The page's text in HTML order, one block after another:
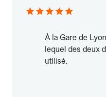
À la Gare de
lequel des deux
utilisé.